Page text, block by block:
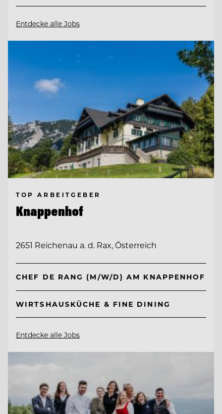
Entdecke alle Jobs
TOP ARBEITGEBER
Knappenhof
2651 Reichenau a. d. Rax, Österreich
CHEF DE RANG (M/W/D) AM KNAPPENHOF
WIRTSHAUSKÜCHE & FINE DINING
Entdecke alle Jobs